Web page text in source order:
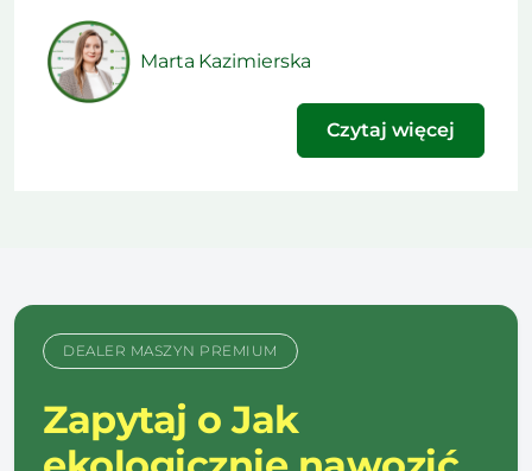
technologia ma obniżyć koszt nawożenia, czy
podnieść plon. Ten artykuł powstał na podstawie
materiału opublikowanego w najnowszym
wydaniu naszego […]
Marta Kazimierska
Czytaj więcej
DEALER MASZYN PREMIUM
Zapytaj o Jak